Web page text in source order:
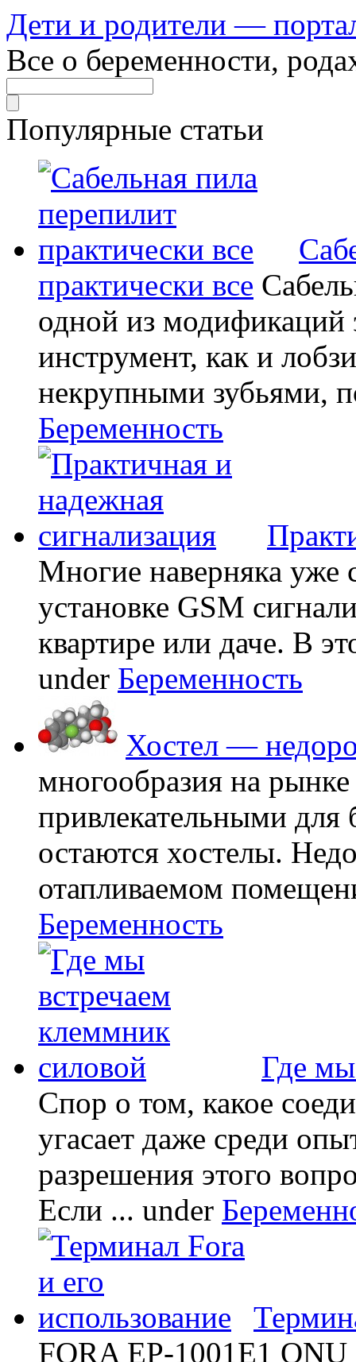
Дети и родители —
Все о беременности,
Популярные статьи
практически все
одной из модификаций
инструмент, как и
некрупными зубьями,
Беременность
Многие наверняка уже
установке GSM
квартире или даче. В
under Беременность
Хостел —
многообразия на
привлекательными
остаются хостелы.
отапливаемом
Беременность
Где
Спор о том, какое
угасает даже среди
разрешения этого
Если ... under
FORA EP-1001E1 ONU